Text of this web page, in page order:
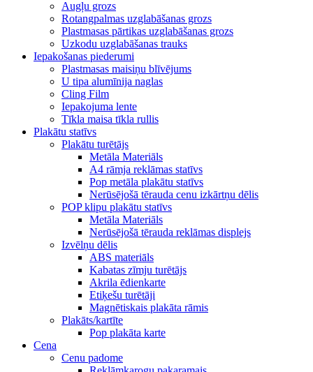
Augļu grozs
Rotangpalmas uzglabāšanas grozs
Plastmasas pārtikas uzglabāšanas grozs
Uzkodu uzglabāšanas trauks
Iepakošanas piederumi
Plastmasas maisiņu blīvējums
U tipa alumīnija naglas
Cling Film
Iepakojuma lente
Tīkla maisa tīkla rullis
Plakātu statīvs
Plakātu turētājs
Metāla Materiāls
A4 rāmja reklāmas statīvs
Pop metāla plakātu statīvs
Nerūsējošā tērauda cenu izkārtņu dēlis
POP klipu plakātu statīvs
Metāla Materiāls
Nerūsējošā tērauda reklāmas displejs
Izvēlņu dēlis
ABS materiāls
Kabatas zīmju turētājs
Akrila ēdienkarte
Etiķešu turētāji
Magnētiskais plakāta rāmis
Plakāts/kartīte
Pop plakāta karte
Cena
Cenu padome